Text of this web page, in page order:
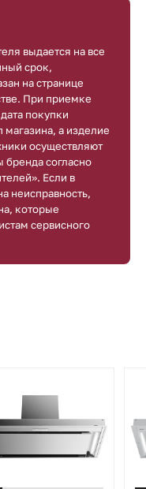
выдается на все
срок,
на странице
При приемке
покупки
а изделие
осуществляют
бренда согласно
Если в
неисправность,
которые
сервисного